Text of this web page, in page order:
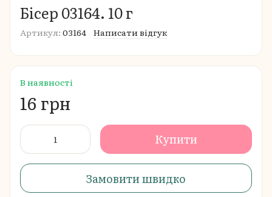
Бісер 03164. 10 г
Артикул: 03164 Написати відгук
В наявності
16 грн
Купити
Замовити швидко